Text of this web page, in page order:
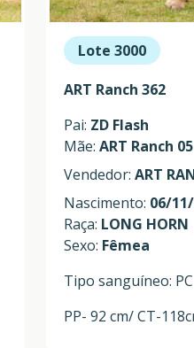
Lote 3000
ART Ranch 362
Pai: ZD Flash
Mãe: ART Ranch 05
Vendedor: ART
Nascimento: 06/
Raça: LONG HORN
Sexo: Fêmea
Tipo sanguíneo: PC
PP- 92 cm/ CT-